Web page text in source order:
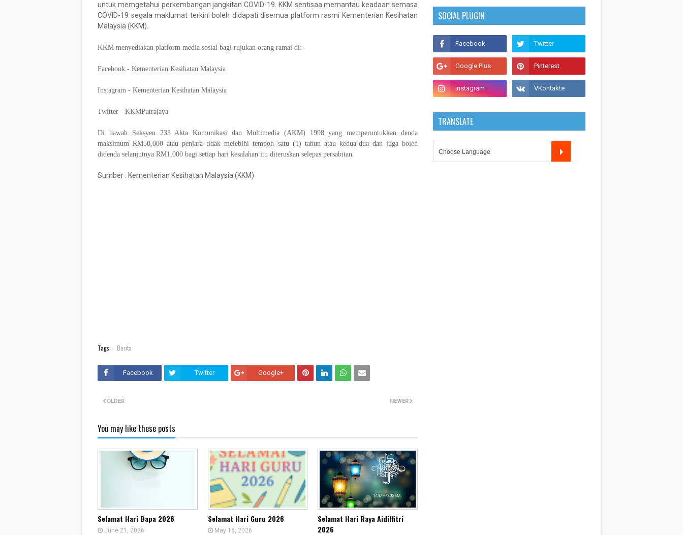
untuk memgetahui perkembangan jangkitan COVID-19. KKM sentisaa memantau keadaan semasa
COVID-19 segala maklumat terkini boleh didapati disemua platform rasmi Kementerian Kesihatan
Malaysia (KKM).
KKM menyediakan platform media sosial bagi rujukan orang ramai di:-
Facebook - Kementerian Kesihatan Malaysia
Instagram - Kementerian Kesihatan Malaysia
Twitter - KKMPutrajaya
Di bawah Seksyen 233 Akta Komunikasi dan Multimedia (AKM) 1998 yang memperuntukkan denda
maksimum RM50,000 atau penjara tidak melebihi tempoh satu (1) tahun atau kedua-dua dan juga boleh
didenda selanjutnya RM1,000 bagi setiap hari kesalahan itu diteruskan selepas persabitan.
Sumber : Kementerian Kesihatan Malaysia (KKM)
Tags: Berita
Facebook Twitter Google+
NEWER
OLDER
You may like these posts
Selamat Hari Bapa 2026
June 21, 2026
Selamat Hari Guru 2026
May 16, 2026
Selamat Hari Raya Aidilfitri
2026
SOCIAL PLUGIN
TRANSLATE